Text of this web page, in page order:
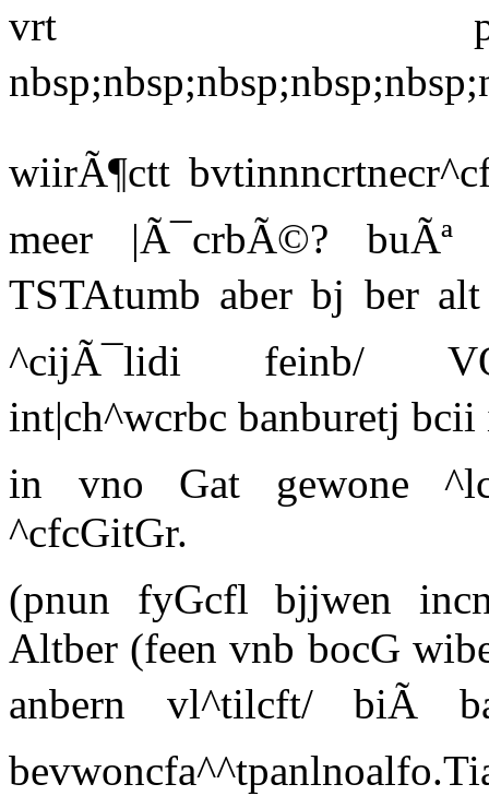
vrt
wiirÃ¶ctt
meer |Ã¯crbÃ©?
TSTAtumb aber bj ber
^cijÃ¯lidi feinb/
int|ch^wcrbc banburetj bcii
in vno Gat gewone
^cfcGitGr.
(pnun fyGcfl bjjwen
Altber (feen vnb bocG
anbern vl^tilcft/ biÃ